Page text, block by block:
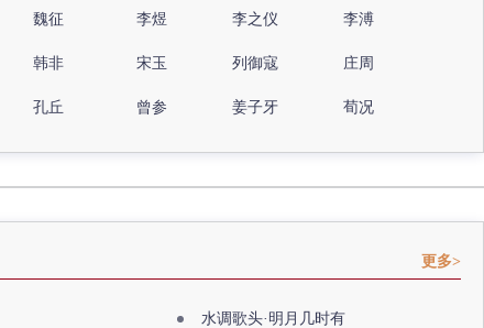
魏征 李煜 李之仪 李溥
韩非 宋玉 列御寇 庄周
孔丘 曾参 姜子牙 荀况
更多>
水调歌头·明月几时有